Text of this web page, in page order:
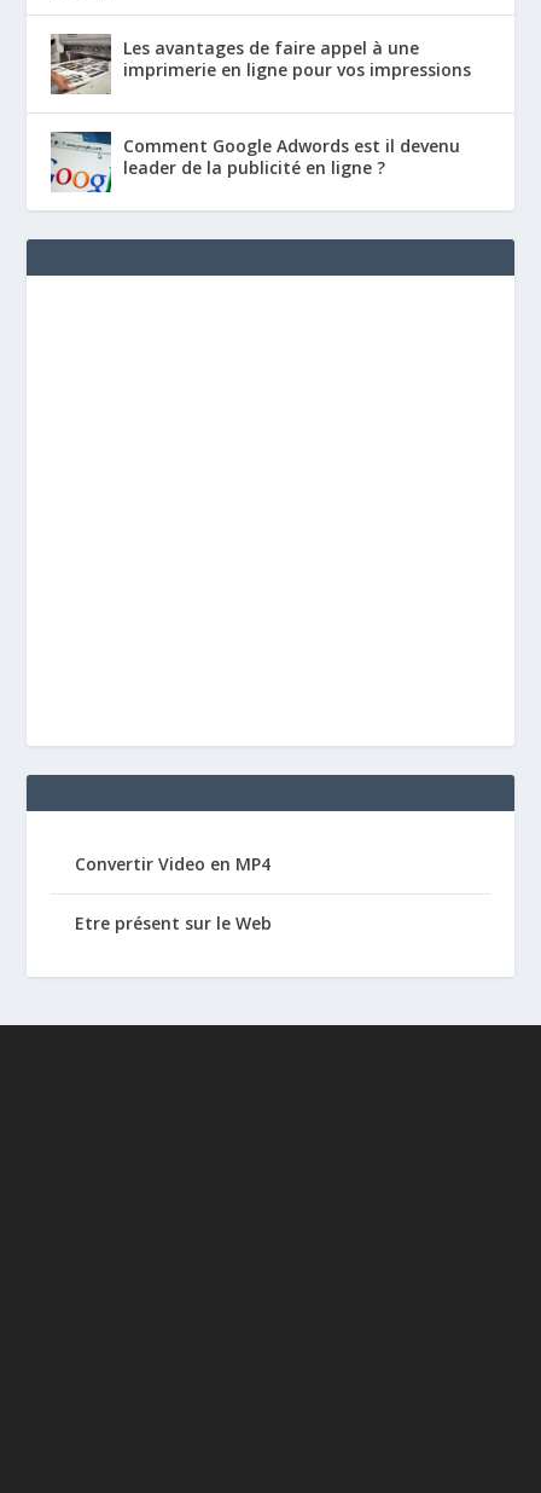
Les avantages de faire appel à une
imprimerie en ligne pour vos impressions
Comment Google Adwords est il devenu
leader de la publicité en ligne ?
Convertir Video en MP4
Etre présent sur le Web